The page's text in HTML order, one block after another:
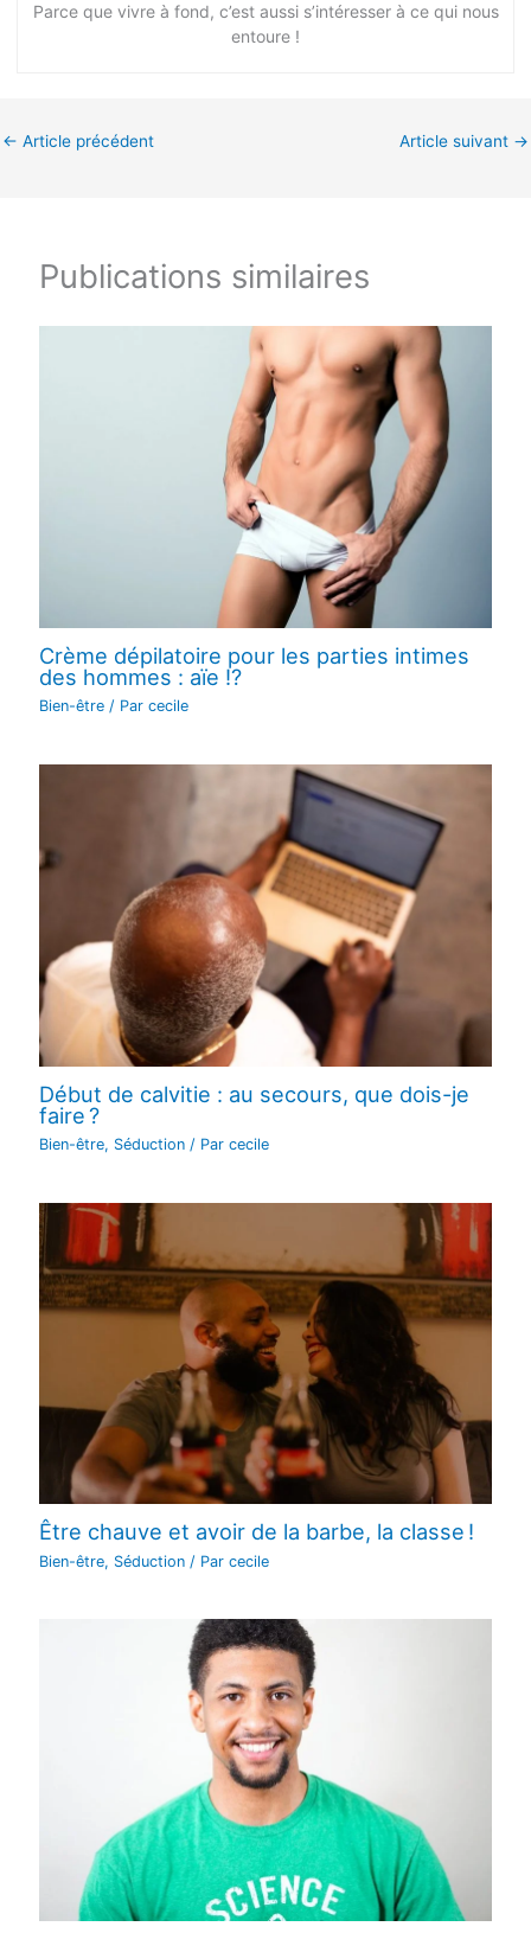
Parce que vivre à fond, c’est aussi s’intéresser à ce qui nous
entoure !
← Article précédent Article suivant →
Publications similaires
Crème dépilatoire pour les parties intimes
des hommes : aïe !?
Bien-être/ Par cecile
Début de calvitie : au secours, que dois-je
faire ?
Bien-être, Séduction/ Par cecile
Être chauve et avoir de la barbe, la classe !
Bien-être, Séduction/ Par cecile